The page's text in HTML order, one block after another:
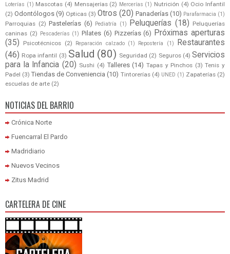
Loterías (1) Mascotas (4) Mensajerías (2) Mercerías (1) Nutrición (4) Ocio Infantil
(2) Odontólogos (9) Opticas (3) Otros (20) Panaderías (10) Parafarmacia (1)
Parroquias (2) Pastelerías (6) Pediatría (1) Peluquerías (18) Peluquerías
caninas (2) Pescaderías (1) Pilates (6) Pizzerías (6) Próximas aperturas
(35)
Psicotécnicos (2) Reparación calzado (1) Repostería (1)
Restaurantes
(46) Ropa infantil (3) Salud (80) Seguridad (2) Seguros (4) Servicios
para la Infancia (20) Sushi (4) Talleres (14) Tapas y Pinchos (3) Tenis y
Padel (3) Tiendas de Conveniencia (10) Tintorerías (4) UNED (1) Zapaterías (2)
escuelas de arte (2)
NOTICIAS DEL BARRIO
Crónica Norte
Fuencarral El Pardo
Madridiario
Nuevos Vecinos
Zitus Madrid
CARTELERA DE CINE